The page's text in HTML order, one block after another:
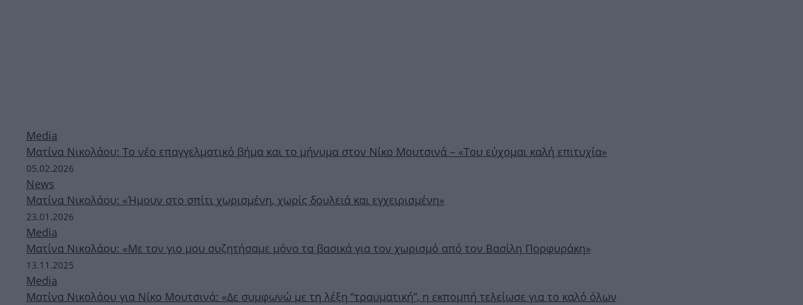
Media
Ματίνα Νικολάου: Το νέο επαγγελματικό βήμα και το μήνυμα στον Νίκο Μουτσινά – «Του εύχομαι καλή επιτυχία»
05.02.2026
News
Ματίνα Νικολάου: «Ήμουν στο σπίτι χωρισμένη, χωρίς δουλειά και εγχειρισμένη»
23.01.2026
Media
Ματίνα Νικολάου: «Με τον γιο μου συζητήσαμε μόνο τα βασικά για τον χωρισμό από τον Βασίλη Πορφυράκη»
13.11.2025
Media
Ματίνα Νικολάου για Νίκο Μουτσινά: «Δε συμφωνώ με τη λέξη “τραυματική”, η εκπομπή τελείωσε για το καλό όλων